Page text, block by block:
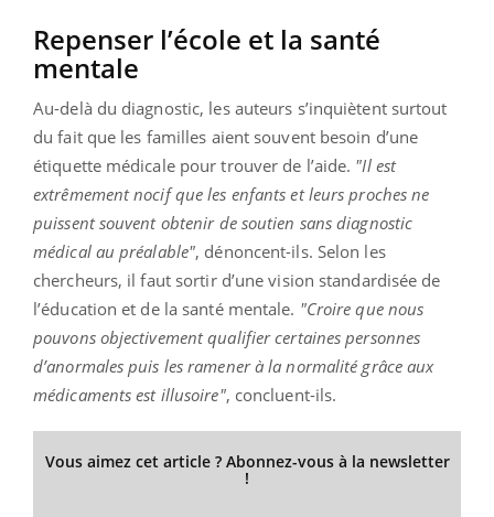
Repenser l’école et la santé
mentale
Au-delà du diagnostic, les auteurs s’inquiètent surtout
du fait que les familles aient souvent besoin d’une
étiquette médicale pour trouver de l’aide. "Il est
extrêmement nocif que les enfants et leurs proches ne
puissent souvent obtenir de soutien sans diagnostic
médical au préalable", dénoncent-ils. Selon les
chercheurs, il faut sortir d’une vision standardisée de
l’éducation et de la santé mentale. "Croire que nous
pouvons objectivement qualifier certaines personnes
d’anormales puis les ramener à la normalité grâce aux
médicaments est illusoire", concluent-ils.
Vous aimez cet article ? Abonnez-vous à la newsletter
!